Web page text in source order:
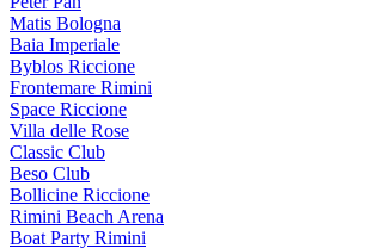
Matis Bologna
Baia Imperiale
Byblos Riccione
Frontemare Rimini
Space Riccione
Villa delle Rose
Classic Club
Beso Club
Bollicine Riccione
Rimini Beach Arena
Boat Party Rimini